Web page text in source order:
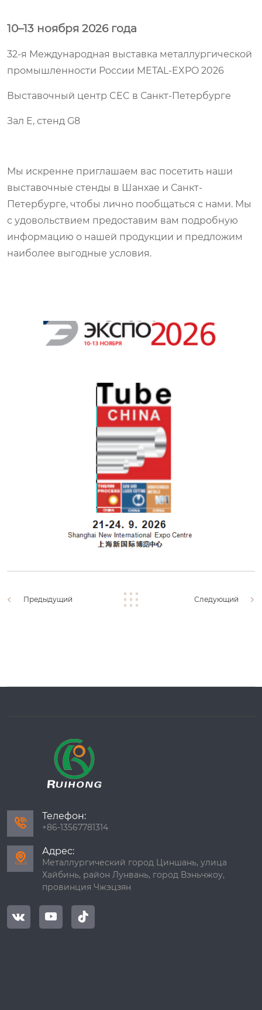
10–13 ноября 2026 года
32-я Международная выставка металлургической
промышленности России METAL-EXPO 2026
Выставочный центр CEC в Санкт-Петербурге
Зал E, стенд G8
Мы искренне приглашаем вас посетить наши
выставочные стенды в Шанхае и Санкт-
Петербурге, чтобы лично пообщаться с нами. Мы
с удовольствием предоставим вам подробную
информацию о нашей продукции и предложим
наиболее выгодные условия.
Предыдущий Следующий

Телефон:
+86-13567781314

Адрес:
Металлургический город Циншань, улица
Хайбинь, район Лунвань, город Вэньчжоу,
провинция Чжэцзян
  